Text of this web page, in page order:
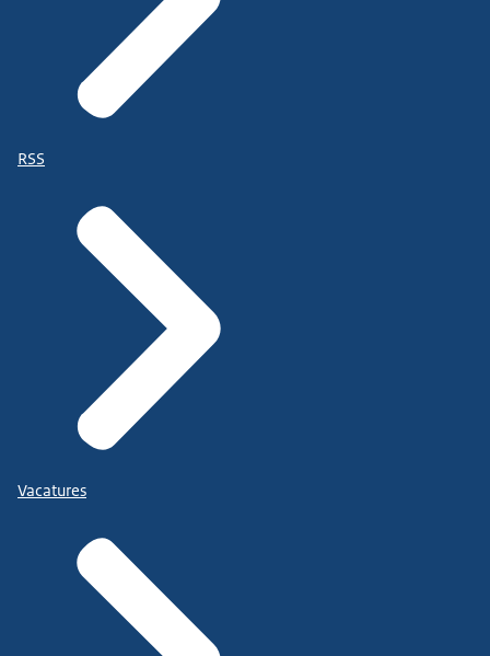
RSS
Vacatures